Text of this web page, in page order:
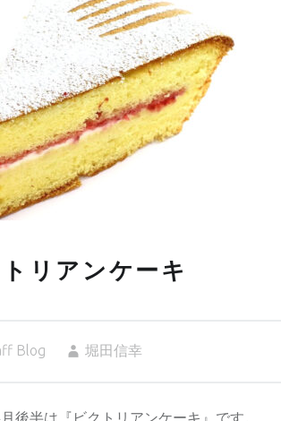
リアンケーキ
Blog 堀田信幸
後半は『ビクトリアンケーキ』です。